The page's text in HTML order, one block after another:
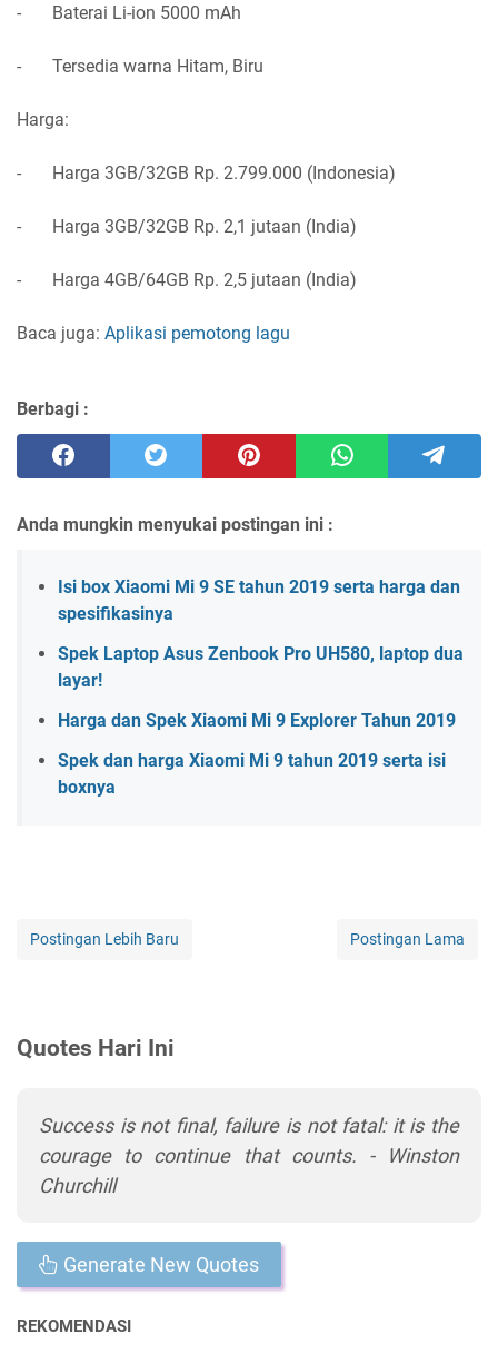
- Baterai Li-ion 5000 mAh
- Tersedia warna Hitam, Biru
Harga:
- Harga 3GB/32GB Rp. 2.799.000 (Indonesia)
- Harga 3GB/32GB Rp. 2,1 jutaan (India)
- Harga 4GB/64GB Rp. 2,5 jutaan (India)
Baca juga: Aplikasi pemotong lagu
Berbagi :
Anda mungkin menyukai postingan ini :
Isi box Xiaomi Mi 9 SE tahun 2019 serta harga dan
spesifikasinya
Spek Laptop Asus Zenbook Pro UH580, laptop dua
layar!
Harga dan Spek Xiaomi Mi 9 Explorer Tahun 2019
Spek dan harga Xiaomi Mi 9 tahun 2019 serta isi
boxnya
Postingan Lebih Baru Postingan Lama
Quotes Hari Ini
Success is not final, failure is not fatal: it is the
courage to continue that counts. - Winston
Churchill
Generate New Quotes
REKOMENDASI